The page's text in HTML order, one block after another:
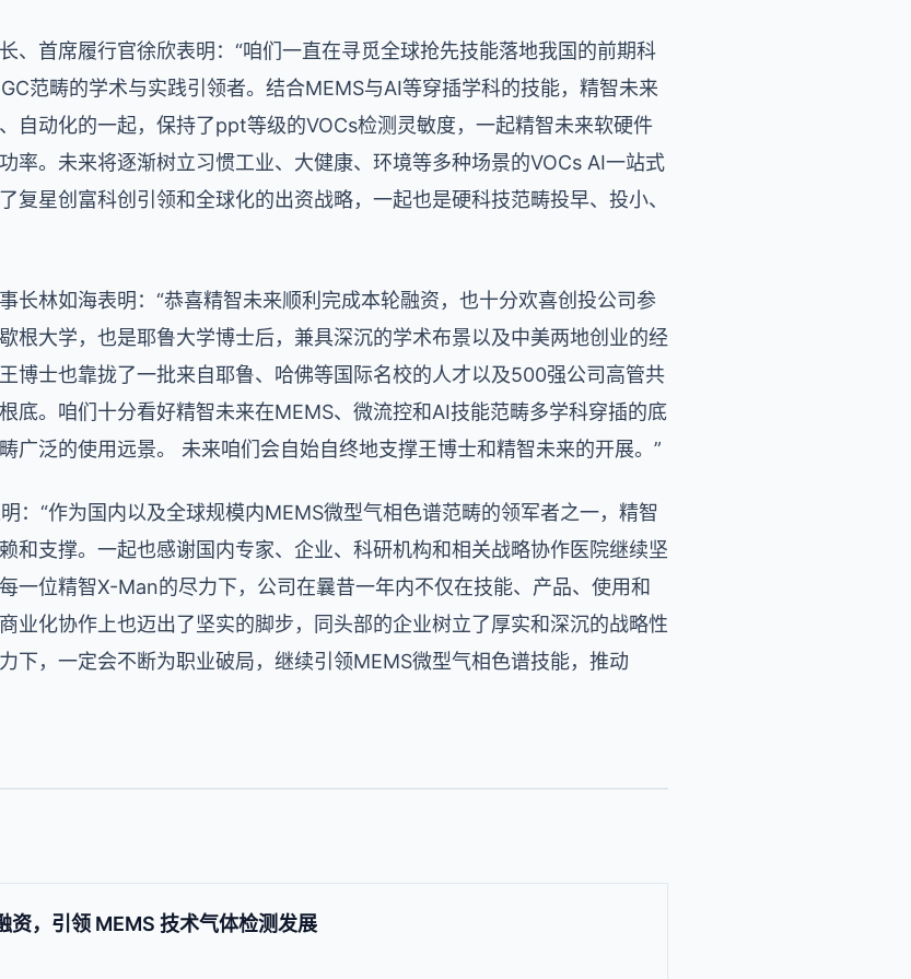
、首席履行官徐欣表明：“咱们一直在寻觅全球抢先技能落地我国的前期科
范畴的学术与实践引领者。结合MEMS与AI等穿插学科的技能，精智未来
自动化的一起，保持了ppt等级的VOCs检测灵敏度，一起精智未来软硬件
率。未来将逐渐树立习惯工业、大健康、环境等多种场景的VOCs AI一站式
复星创富科创引领和全球化的出资战略，一起也是硬科技范畴投早、投小、
长林如海表明：“恭喜精智未来顺利完成本轮融资，也十分欢喜创投公司参
根大学，也是耶鲁大学博士后，兼具深沉的学术布景以及中美两地创业的经
博士也靠拢了一批来自耶鲁、哈佛等国际名校的人才以及500强公司高管共
底。咱们十分看好精智未来在MEMS、微流控和AI技能范畴多学科穿插的底
广泛的使用远景。 未来咱们会自始自终地支撑王博士和精智未来的开展。”
：“作为国内以及全球规模内MEMS微型气相色谱范畴的领军者之一，精智
和支撑。一起也感谢国内专家、企业、科研机构和相关战略协作医院继续坚
一位精智X-Man的尽力下，公司在曩昔一年内不仅在技能、产品、使用和
业化协作上也迈出了坚实的脚步，同头部的企业树立了厚实和深沉的战略性
下，一定会不断为职业破局，继续引领MEMS微型气相色谱技能，推动
，引领 MEMS 技术气体检测发展